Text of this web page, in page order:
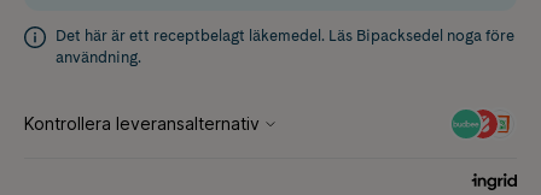
Det här är ett receptbelagt läkemedel. Läs Bipacksedel noga före
användning.